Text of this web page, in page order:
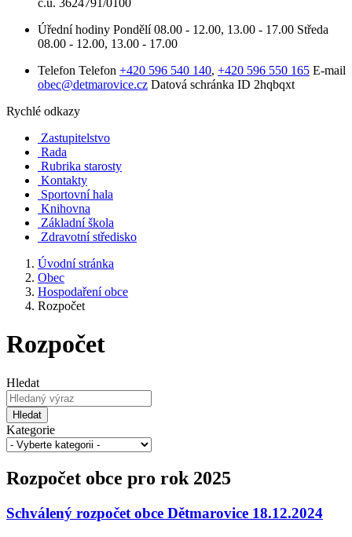
č.ú. 3624791/0100
Úřední hodiny Pondělí 08.00 - 12.00, 13.00 - 17.00 Středa
08.00 - 12.00, 13.00 - 17.00
Telefon Telefon +420 596 540 140, +420 596 550 165 E-mail
obec@detmarovice.cz Datová schránka ID 2hqbqxt
Rychlé odkazy
Zastupitelstvo
Rada
Rubrika starosty
Kontakty
Sportovní hala
Knihovna
Základní škola
Zdravotní středisko
Úvodní stránka
Obec
Hospodaření obce
Rozpočet
Rozpočet
Hledat
Hledat
Kategorie
Rozpočet obce pro rok 2025
Schválený rozpočet obce Dětmarovice 18.12.2024